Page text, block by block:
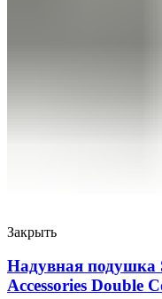
Закрыть
Надувная подушка
Accessories Double